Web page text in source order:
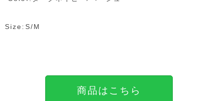
Size:S/M
商品はこちら